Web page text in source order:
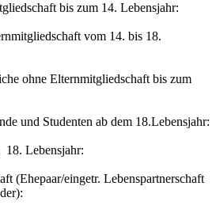
bis zum 14. Lebensjahr:
vom 14. bis 18.
ohne Elternmitgliedschaft bis zum
und Studenten ab dem 18.Lebensjahr:
18. Lebensjahr:
(Ehepaar/eingetr. Lebenspartnerschaft